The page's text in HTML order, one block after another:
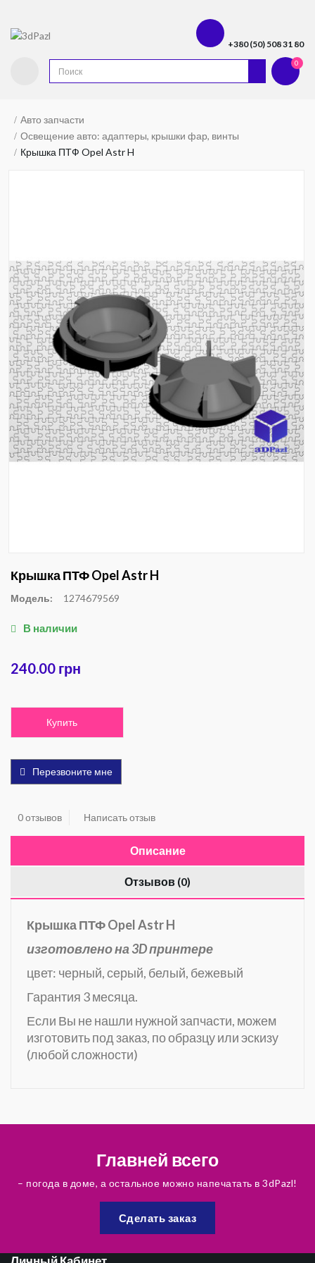
+380 (50) 508 31 80
0
Авто запчасти
Освещение авто: адаптеры, крышки фар, винты
Крышка ПТФ Opel Astr H
Крышка ПТФ Opel Astr H
Модель: 1274679569
В наличии
240.00 грн
Купить
Перезвоните мне
0 отзывов Написать отзыв
Описание
Отзывов (0)
Крышка ПТФ Opel Astr H
изготовлено на 3D принтере
цвет: черный, серый, белый, бежевый
Гарантия 3 месяца.
Если Вы не нашли нужной запчасти, можем
изготовить под заказ, по образцу или эскизу
(любой сложности)
Главней всего
– погода в доме, а остальное можно напечатать в 3dPazl!
Сделать заказ